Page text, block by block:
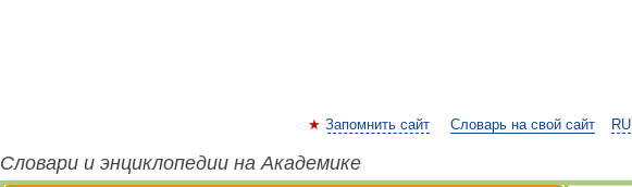
RU
Запомнить сайт Словарь на свой сайт
Словари и энциклопедии на Академике